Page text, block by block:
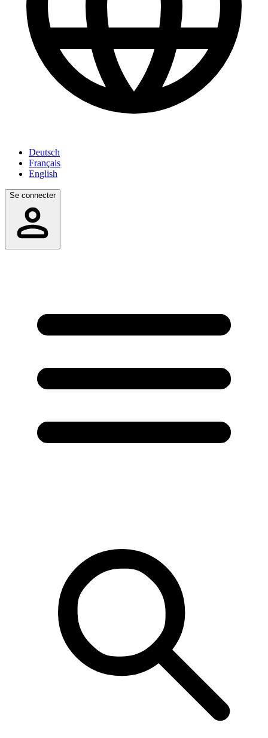
Deutsch
Français
English
Se connecter